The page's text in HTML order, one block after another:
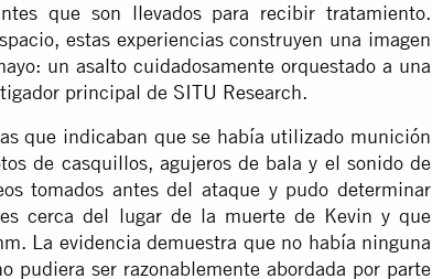
que son llevados para recibir tratamiento.
estas experiencias construyen una imagen
un asalto cuidadosamente orquestado a una
principal de SITU Research.
que indicaban que se había utilizado munición
de casquillos, agujeros de bala y el sonido de
tomados antes del ataque y pudo determinar
cerca del lugar de la muerte de Kevin y que
La evidencia demuestra que no había ninguna
pudiera ser razonablemente abordada por parte